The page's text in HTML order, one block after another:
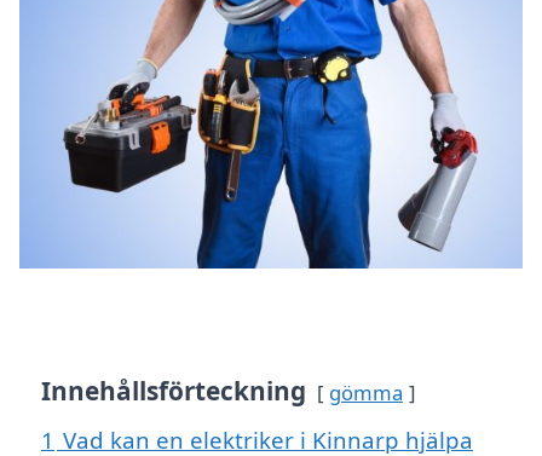
Innehållsförteckning gömma
1 Vad kan en elektriker i Kinnarp hjälpa